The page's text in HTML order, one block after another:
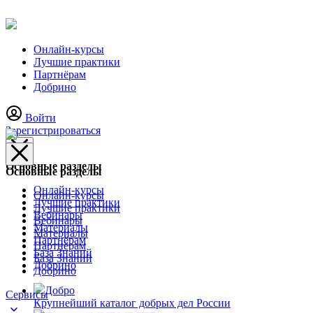
Онлайн-курсы
Лучшие практики
Партнёрам
Добрино
Войти
Зарегистрироваться
Основные разделы
Онлайн-курсы
Лучшие практики
Вебинары
Материалы
Партнёрам
База Знаний
Добрино
Добро
Крупнейший каталог добрых дел России
Основные разделы
Онлайн-курсы
Лучшие практики
Вебинары
Материалы
Партнёрам
База Знаний
Добрино
Сервисы